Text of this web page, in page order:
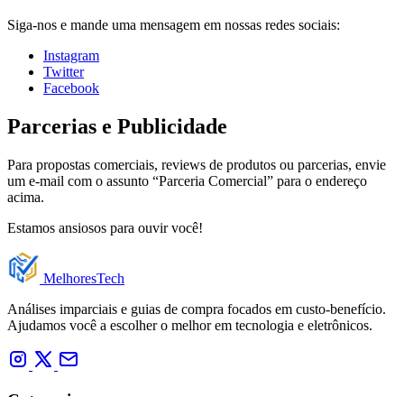
Siga-nos e mande uma mensagem em nossas redes sociais:
Instagram
Twitter
Facebook
Parcerias e Publicidade
Para propostas comerciais, reviews de produtos ou parcerias, envie
um e-mail com o assunto “Parceria Comercial” para o endereço
acima.
Estamos ansiosos para ouvir você!
MelhoresTech
Análises imparciais e guias de compra focados em custo-benefício.
Ajudamos você a escolher o melhor em tecnologia e eletrônicos.